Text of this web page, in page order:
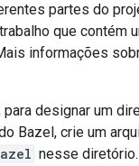
partes do
que contém
informações
designar um
Bazel, crie um
nesse